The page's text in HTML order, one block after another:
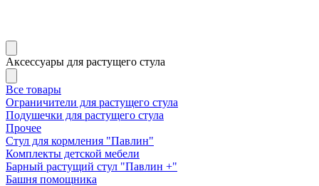
Аксессуары для растущего стула
Все товары
Ограничители для растущего стула
Подушечки для растущего стула
Прочее
Стул для кормления "Павлин"
Комплекты детской мебели
Барный растущий стул "Павлин +"
Башня помощника